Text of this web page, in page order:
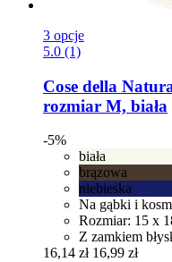
3 opcje
5.0 (1)
Cose della
rozmiar M, biała
-5%
biała
brązowa
niebieska
Na gąbki i
Rozmiar: 15 x
Z zamkiem
16,14 zł 16,99 zł